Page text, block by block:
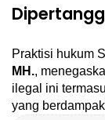
Praktisi hukum
MH.,
ilegal ini
yang